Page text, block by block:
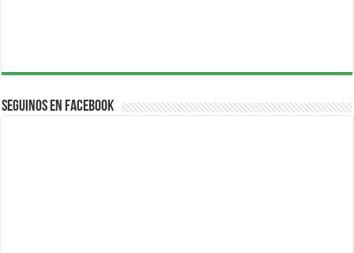
Seguinos en Facebook